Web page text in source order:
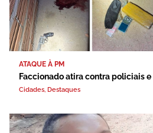
ATAQUE À PM
Faccionado atira contra policiais
Cidades, Destaques